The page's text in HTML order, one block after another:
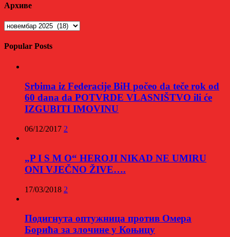
Архиве
Архиве
Popular Posts
Srbima iz Federacije BiH počeo da teče rok od
60 dana da POTVRDE VLASNIŠTVO ili će
IZGUBITI IMOVINU
06/12/2017 2
„P I S M O“ HEROJI NIKAD NE UMIRU
ONI VJEČNO ŽIVE….
17/03/2018 2
Подигнута оптужница против Омера
Борића за злочине у Коњицу